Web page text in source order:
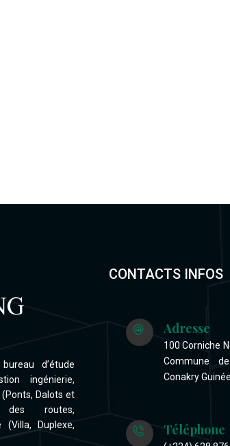
d’étude
ingénierie,
Dalots et
des routes,
(Villa, Duplexe,
CONTACTS INFOS
Adresse
100 Corniche
Commune
Conakry Guinée
Téléphone